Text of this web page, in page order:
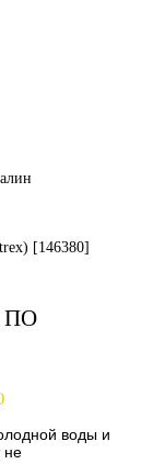
[146380]
ПО
воды и
не